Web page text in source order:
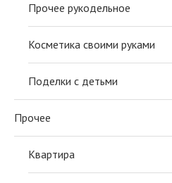
Прочее рукодельное
Косметика своими руками
Поделки с детьми
Прочее
Квартира